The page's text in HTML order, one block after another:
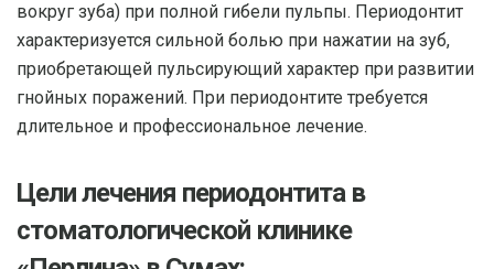
вокруг зуба) при полной гибели пульпы. Периодонтит
характеризуется сильной болью при нажатии на зуб,
приобретающей пульсирующий характер при развитии
гнойных поражений. При периодонтите требуется
длительное и профессиональное лечение.
Цели лечения периодонтита в
стоматологической клинике